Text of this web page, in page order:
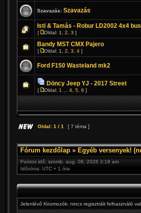
Szavazás: Szavazás
Isti & Tamás - Robur LD2002 4x4
[ Oldal: 1 2 3 ]
Bandy MST CMX Pajero
[ Oldal: 1 2 3 4 ]
Ford F150 Wasteland mk2
Döncy Jeep YJ - 2017 Street
[ Oldal: 1 4 5 6 ]
Oldal: 1 / 1 [ 7 téma ]
Fórum kezdőlap » Egyéb versenyek!
Pontos idő: szomb. aug. 08, 2026 3:18 am
Időzóna: UTC + 1 óra
Jelenlévő fórumozók: nincs regisztrált felhasználó